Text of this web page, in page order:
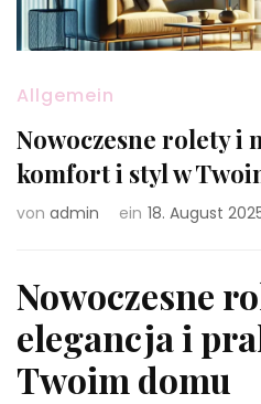
Allgemein
Nowoczesne rolety i
komfort i styl w
von admin ein 18. August
Nowoczesne
elegancja i
Twoim domu